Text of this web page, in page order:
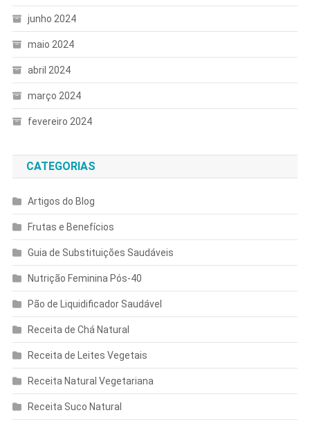
junho 2024
maio 2024
abril 2024
março 2024
fevereiro 2024
CATEGORIAS
Artigos do Blog
Frutas e Benefícios
Guia de Substituições Saudáveis
Nutrição Feminina Pós-40
Pão de Liquidificador Saudável
Receita de Chá Natural
Receita de Leites Vegetais
Receita Natural Vegetariana
Receita Suco Natural